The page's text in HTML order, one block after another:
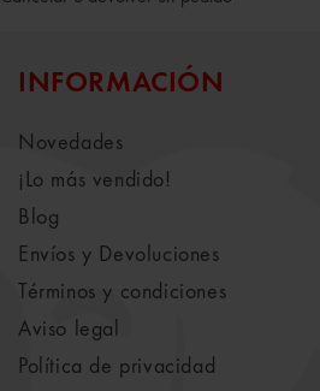
INFORMACIÓN
Novedades
¡Lo más vendido!
Blog
Envíos y Devoluciones
Términos y condiciones
Aviso legal
Política de privacidad